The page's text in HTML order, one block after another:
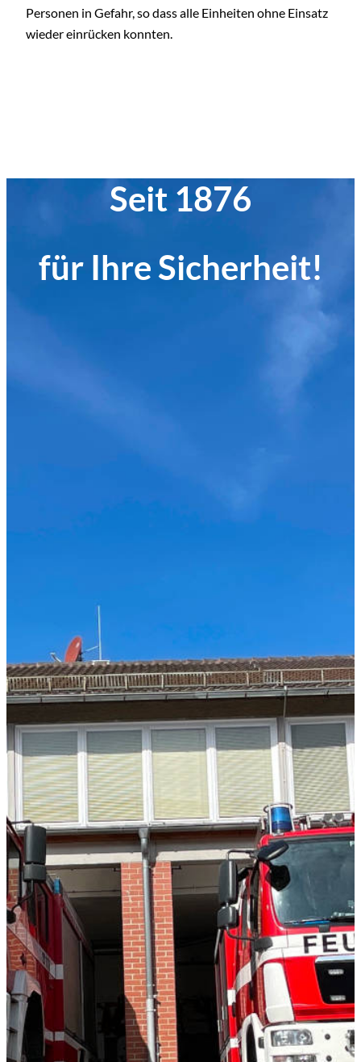
Personen in Gefahr, so dass alle Einheiten ohne Einsatz
wieder einrücken konnten.
Seit 1876
für Ihre Sicherheit!